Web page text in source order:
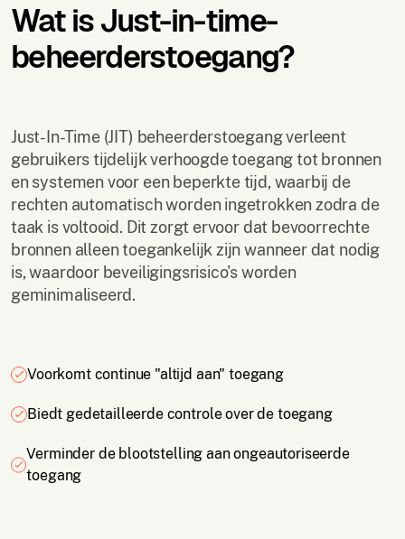
Wat is Just-in-time-
beheerderstoegang?
Just-In-Time (JIT) beheerderstoegang verleent
gebruikers tijdelijk verhoogde toegang tot bronnen
en systemen voor een beperkte tijd, waarbij de
rechten automatisch worden ingetrokken zodra de
taak is voltooid. Dit zorgt ervoor dat bevoorrechte
bronnen alleen toegankelijk zijn wanneer dat nodig
is, waardoor beveiligingsrisico's worden
geminimaliseerd.
Voorkomt continue "altijd aan" toegang
Biedt gedetailleerde controle over de toegang
Verminder de blootstelling aan ongeautoriseerde
toegang